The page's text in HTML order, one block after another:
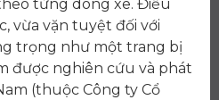
từng dòng xe. Điều
vừa vặn tuyệt đối với
trọng như một trang bị
được nghiên cứu và phát
(thuộc Công ty Cổ